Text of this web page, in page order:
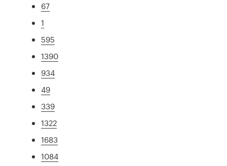
67
1
595
1390
934
49
339
1322
1683
1084